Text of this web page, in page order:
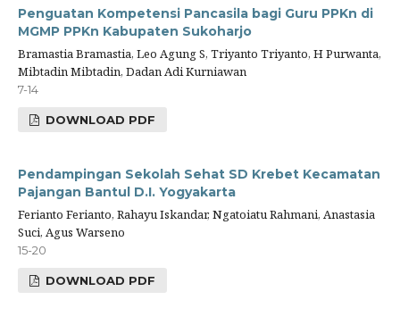
Penguatan Kompetensi Pancasila bagi Guru PPKn di
MGMP PPKn Kabupaten Sukoharjo
Bramastia Bramastia, Leo Agung S, Triyanto Triyanto, H Purwanta,
Mibtadin Mibtadin, Dadan Adi Kurniawan
7-14
DOWNLOAD PDF
Pendampingan Sekolah Sehat SD Krebet Kecamatan
Pajangan Bantul D.I. Yogyakarta
Ferianto Ferianto, Rahayu Iskandar, Ngatoiatu Rahmani, Anastasia
Suci, Agus Warseno
15-20
DOWNLOAD PDF